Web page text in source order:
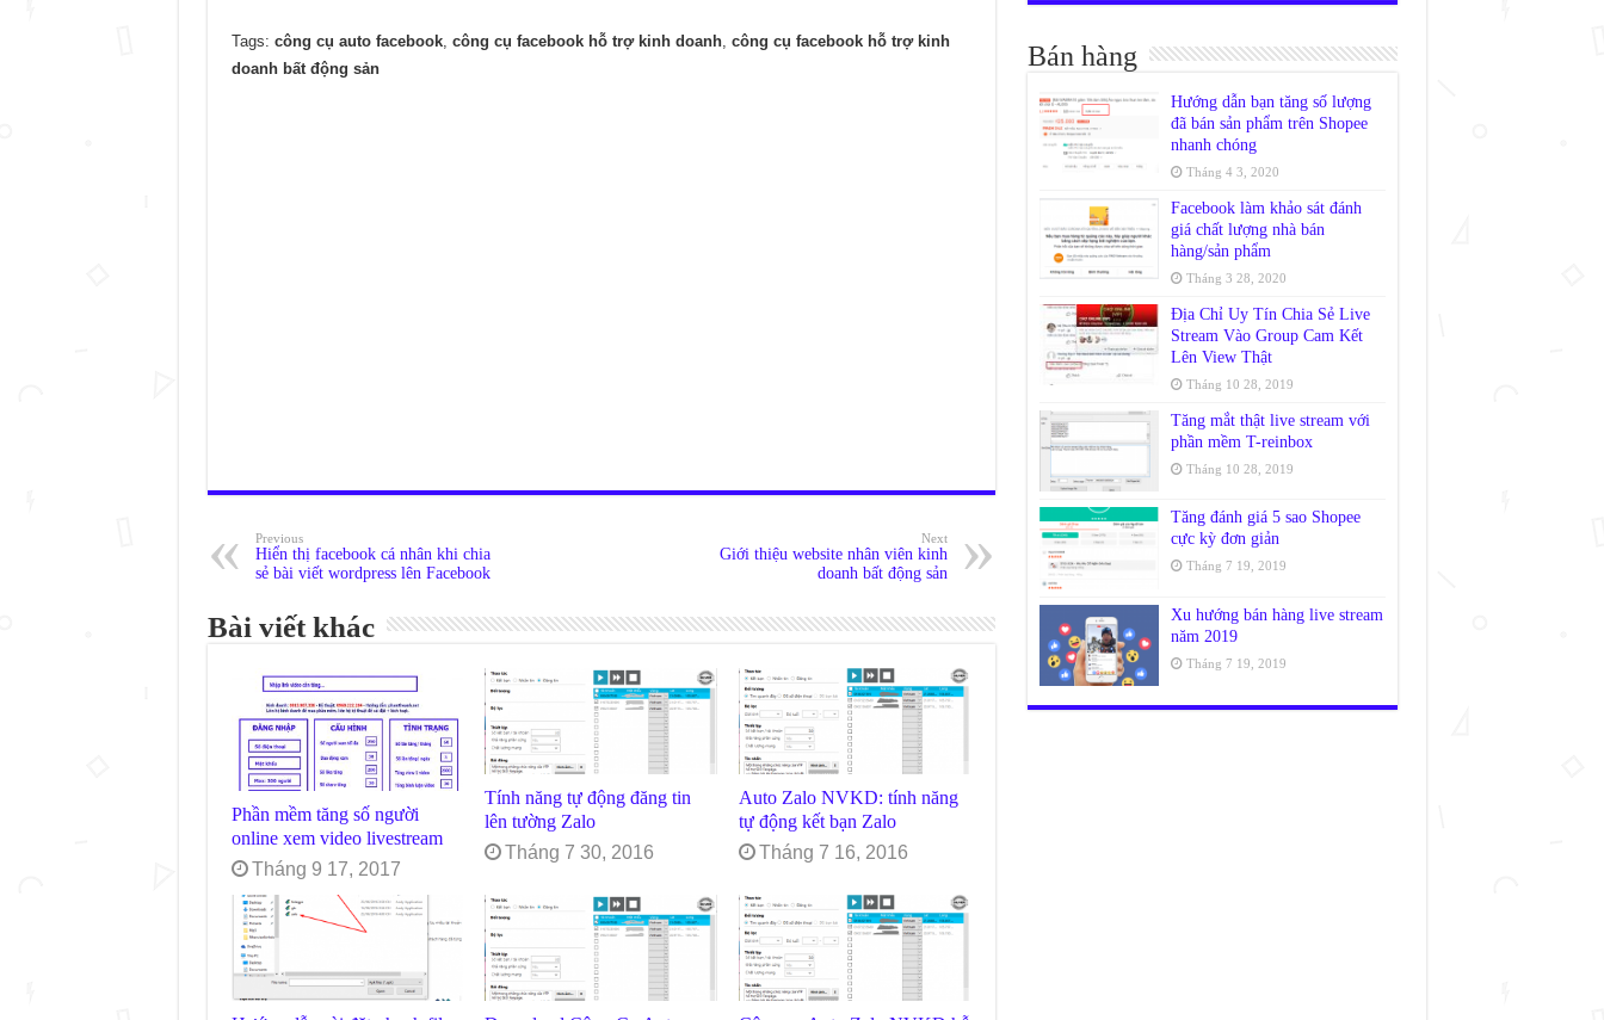
Tags: công cụ auto facebook, công cụ facebook hỗ trợ kinh doanh, công cụ facebook hỗ trợ kinh
doanh bất động sản
Previous
Hiển thị facebook cá nhân khi chia
sẻ bài viết wordpress lên Facebook
Next
Giới thiệu website nhân viên kinh
doanh bất động sản
Bài viết khác
Phần mềm tăng số người
online xem video livestream
Tháng 9 17, 2017
Tính năng tự động đăng tin
lên tường Zalo
Tháng 7 30, 2016
Auto Zalo NVKD: tính năng
tự động kết bạn Zalo
Tháng 7 16, 2016
Bán hàng
Hướng dẫn bạn tăng số lượng
đã bán sản phẩm trên Shopee
nhanh chóng
Tháng 4 3, 2020
Facebook làm khảo sát đánh
giá chất lượng nhà bán
hàng/sản phẩm
Tháng 3 28, 2020
Địa Chỉ Uy Tín Chia Sẻ Live
Stream Vào Group Cam Kết
Lên View Thật
Tháng 10 28, 2019
Tăng mắt thật live stream với
phần mềm T-reinbox
Tháng 10 28, 2019
Tăng đánh giá 5 sao Shopee
cực kỳ đơn giản
Tháng 7 19, 2019
Xu hướng bán hàng live stream
năm 2019
Tháng 7 19, 2019